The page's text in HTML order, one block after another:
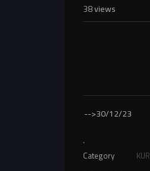
38views
-->30/12/23
.
Category